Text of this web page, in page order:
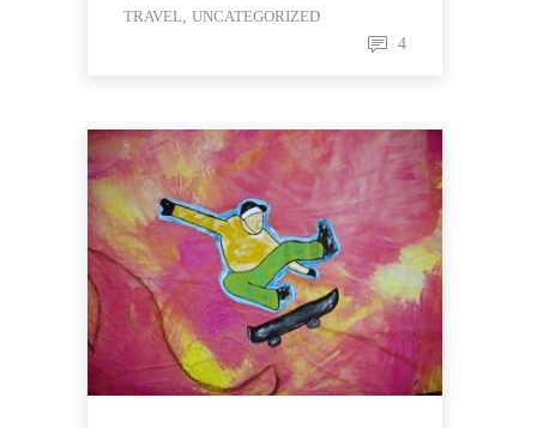
TRAVEL, UNCATEGORIZED
4